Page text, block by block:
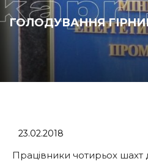
ГОЛОДУВАННЯ
23.02.2018
Працівники чотирьох